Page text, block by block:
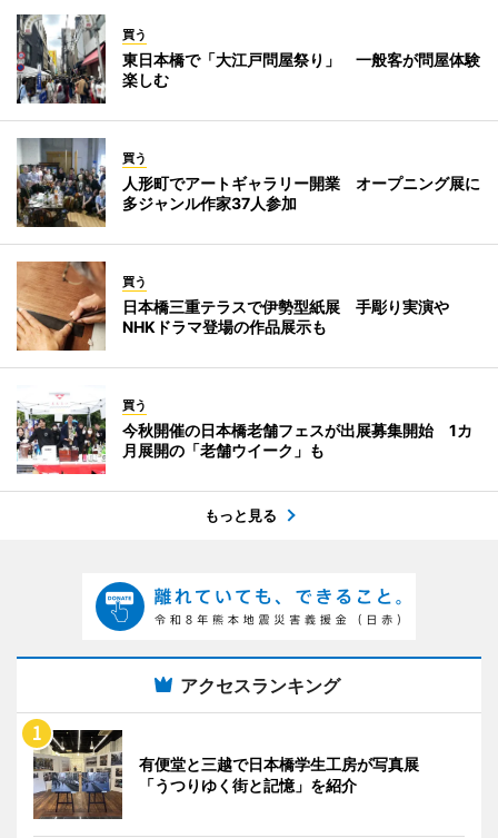
買う
東日本橋で「大江戸問屋祭り」 一般客が問屋体験
楽しむ
買う
人形町でアートギャラリー開業 オープニング展に
多ジャンル作家37人参加
買う
日本橋三重テラスで伊勢型紙展 手彫り実演や
NHKドラマ登場の作品展示も
買う
今秋開催の日本橋老舗フェスが出展募集開始 1カ
月展開の「老舗ウイーク」も
もっと見る
アクセスランキング
有便堂と三越で日本橋学生工房が写真展
「うつりゆく街と記憶」を紹介